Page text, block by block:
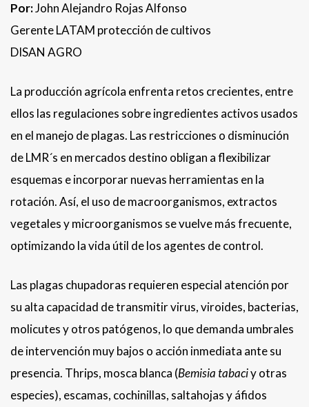
Por:John Alejandro Rojas Alfonso
Gerente LATAM protección de cultivos
DISAN AGRO
La producción agrícola enfrenta retos crecientes, entre
ellos las regulaciones sobre ingredientes activos usados
en el manejo de plagas. Las restricciones o disminución
de LMR´s en mercados destino obligan a flexibilizar
esquemas e incorporar nuevas herramientas en la
rotación. Así, el uso de macroorganismos, extractos
vegetales y microorganismos se vuelve más frecuente,
optimizando la vida útil de los agentes de control.
Las plagas chupadoras requieren especial atención por
su alta capacidad de transmitir virus, viroides, bacterias,
molicutes y otros patógenos, lo que demanda umbrales
de intervención muy bajos o acción inmediata ante su
presencia. Thrips, mosca blanca (Bemisia tabaciy otras
especies), escamas, cochinillas, saltahojas y áfidos